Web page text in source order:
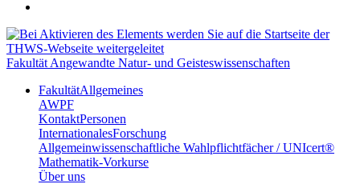
Fakultät Angewandte Natur- und Geisteswissenschaften
FakultätAllgemeines
AWPF
KontaktPersonen
InternationalesForschung
Allgemeinwissenschaftliche Wahlpflichtfächer / UNIcert®
Mathematik-Vorkurse
Über uns